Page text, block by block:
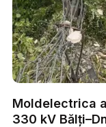
Moldelectrica
330 kV